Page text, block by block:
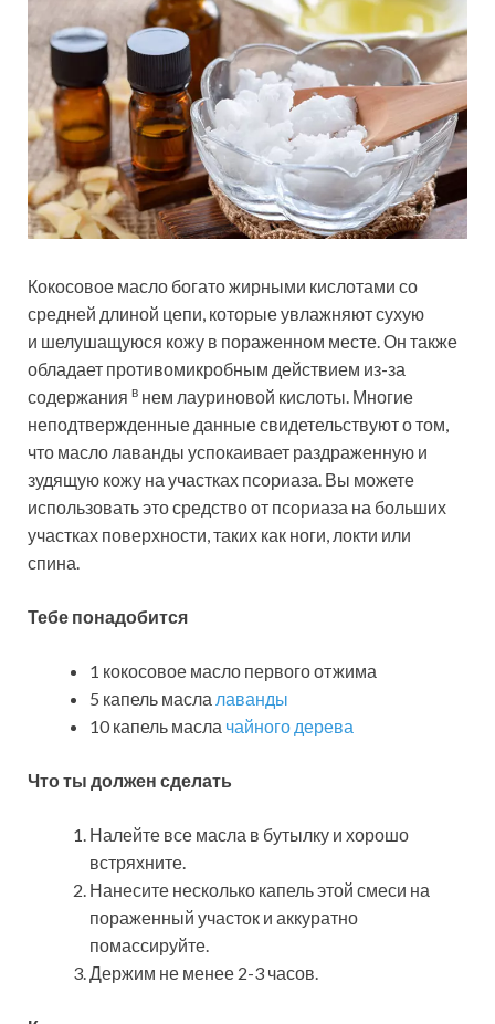
Кокосовое масло богато жирными кислотами со
средней длиной цепи, которые увлажняют сухую
и шелушащуюся кожу в пораженном месте. Он также
обладает противомикробным действием из-за
содержания в нем лауриновой кислоты . Многие
неподтвержденные данные свидетельствуют о том,
что масло лаванды успокаивает раздраженную и
зудящую кожу на участках псориаза. Вы можете
использовать это средство от псориаза на больших
участках поверхности, таких как ноги, локти или
спина.
Тебе понадобится
1 кокосовое масло первого отжима
5 капель масла лаванды
10 капель масла чайного дерева
Что ты должен сделать
Налейте все масла в бутылку и хорошо
встряхните.
Нанесите несколько капель этой смеси на
пораженный участок и аккуратно
помассируйте.
Держим не менее 2-3 часов.